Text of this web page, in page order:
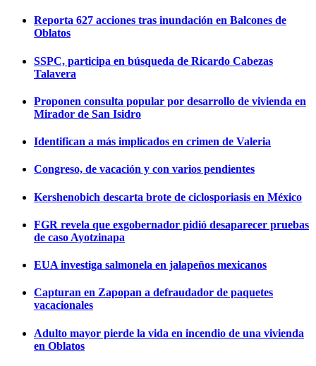
Reporta 627 acciones tras inundación en Balcones de
Oblatos
SSPC, participa en búsqueda de Ricardo Cabezas
Talavera
Proponen consulta popular por desarrollo de vivienda en
Mirador de San Isidro
Identifican a más implicados en crimen de Valeria
Congreso, de vacación y con varios pendientes
Kershenobich descarta brote de ciclosporiasis en México
FGR revela que exgobernador pidió desaparecer pruebas
de caso Ayotzinapa
EUA investiga salmonela en jalapeños mexicanos
Capturan en Zapopan a defraudador de paquetes
vacacionales
Adulto mayor pierde la vida en incendio de una vivienda
en Oblatos